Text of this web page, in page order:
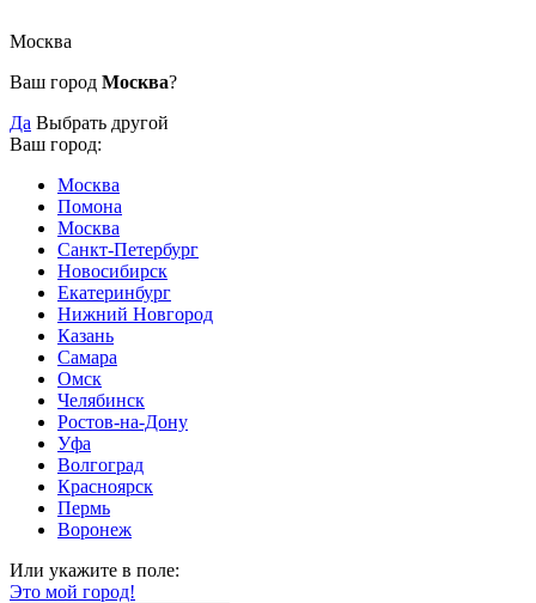
Москва
Ваш город Москва?
Да Выбрать другой
Ваш город:
Москва
Помона
Москва
Санкт-Петербург
Новосибирск
Екатеринбург
Нижний Новгород
Казань
Самара
Омск
Челябинск
Ростов-на-Дону
Уфа
Волгоград
Красноярск
Пермь
Воронеж
Или укажите в поле:
Это мой город!